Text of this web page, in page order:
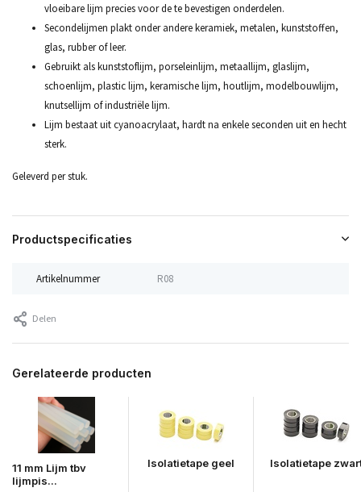
vloeibare lijm precies voor de te bevestigen onderdelen.
Secondelijmen plakt onder andere keramiek, metalen, kunststoffen,
glas, rubber of leer.
Gebruikt als kunststoflijm, porseleinlijm, metaallijm, glaslijm,
schoenlijm, plastic lijm, keramische lijm, houtlijm, modelbouwlijm,
knutsellijm of industriële lijm.
Lijm bestaat uit cyanoacrylaat, hardt na enkele seconden uit en hecht
sterk.
Geleverd per stuk.
Productspecificaties
Artikelnummer R08
Delen
Gerelateerde producten
11 mm Lijm tbv
lijmpis...
Isolatietape geel Isolatietape